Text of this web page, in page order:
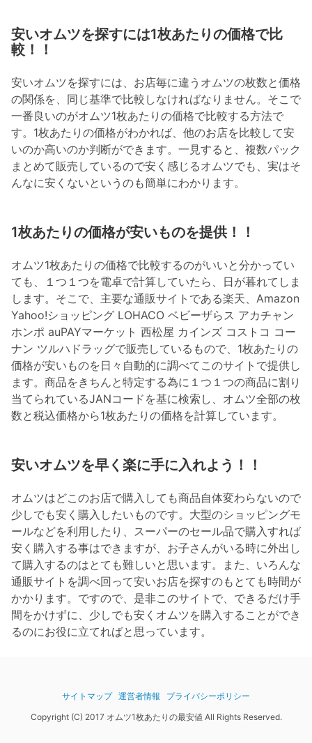
安いオムツを探すには1枚あたりの価格で比
較！！
安いオムツを探すには、お店毎に違うオムツの枚数と価格
の関係を、同じ基準で比較しなければなりません。そこで
一番良いのがオムツ1枚あたりの価格で比較する方法で
す。1枚あたりの価格がわかれば、他のお店を比較して安
いのか高いのか判断ができます。一見すると、複数パック
まとめて販売しているので安く感じるオムツでも、実はそ
んなに安くないというのも簡単にわかります。
1枚あたりの価格が安いものを提供！！
オムツ1枚あたりの価格で比較するのがいいと分かってい
ても、１つ１つを電卓で計算していたら、日が暮れてしま
します。そこで、主要な通販サイトである楽天、Amazon
Yahoo!ショッピング LOHACO ベビーザらス アカチャン
ホンポ auPAYマーケット 西松屋 カインズ コストコ コー
ナン ツルハドラッグで販売しているもので、1枚あたりの
価格が安いものを日々自動的に調べてこのサイトで提供し
ます。商品をきちんと特定する為に１つ１つの商品に割り
当てられているJANコードを基に検索し、オムツ全部の枚
数と税込価格から1枚あたりの価格を計算しています。
安いオムツを早く楽に手に入れよう！！
オムツはどこのお店で購入しても商品自体変わらないので
少しでも安く購入したいものです。大型のショッピングモ
ールなどを利用したり、スーパーのセール品で購入すれば
安く購入する事はできますが、お子さんがいる時に外出し
て購入するのはとても難しいと思います。また、いろんな
通販サイトを調べ回って安いお店を探すのもとても時間が
かかります。ですので、是非このサイトで、できるだけ手
間をかけずに、少しでも安くオムツを購入することができ
るのにお役に立てればと思っています。
サイトマップ 運営者情報
プライバシーポリシー
Copyright (C) 2017 オムツ1枚あたりの最安値 All Rights Reserved.